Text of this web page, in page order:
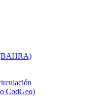
(BAHRA)
CodGeo)